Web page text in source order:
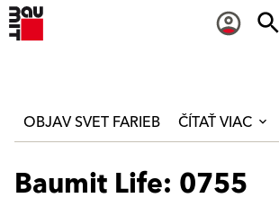
OBJAV SVET FARIEB ČÍTAŤ VIAC
Baumit Life: 0755